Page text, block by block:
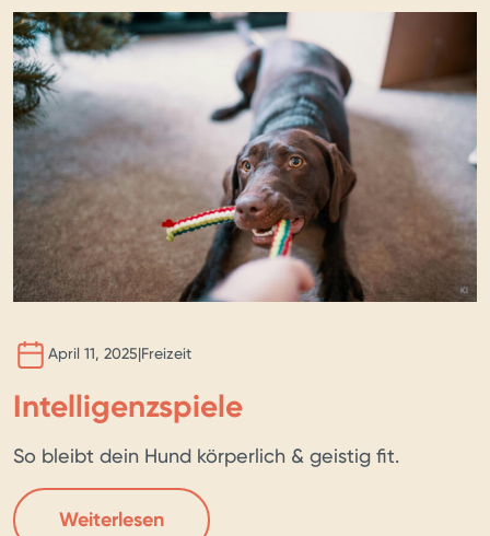
KIBILD
April 11, 2025|Freizeit
Intelligenzspiele
So bleibt dein Hund körperlich & geistig fit.
Weiterlesen